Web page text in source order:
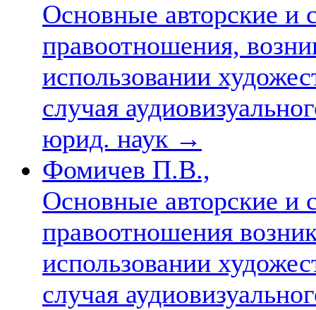
Основные авторские
правоотношения,
использовании
случая
юрид. наук →
Фомичев П.В.,
Основные авторские
правоотношения
использовании
случая